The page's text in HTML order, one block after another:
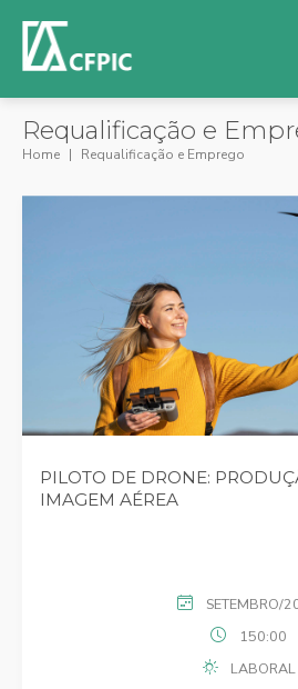
Requalificação e
Home Requalificação e Emprego
PILOTO DE DRONE:
IMAGEM AÉREA
SETEMBRO/
150:00
LABORAL